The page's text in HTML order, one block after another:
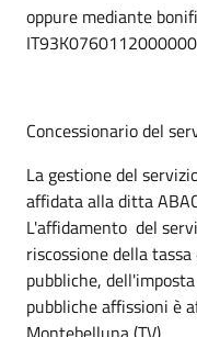
oppure mediante
Concessionario del
La gestione del
affidata alla ditta
L'affidamento del
riscossione della
pubbliche,
pubbliche affissioni è